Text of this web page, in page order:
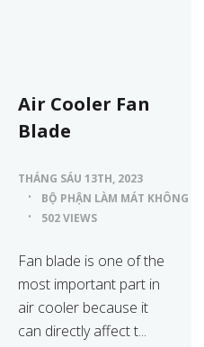
Air Cooler Fan
Blade
THÁNG SÁU 13TH, 2023
BỘ PHẬN LÀM MÁT KHÔNG KHÍ
502 VIEWS
Fan blade is one of the
most important part in
air cooler because it
can directly affect t...